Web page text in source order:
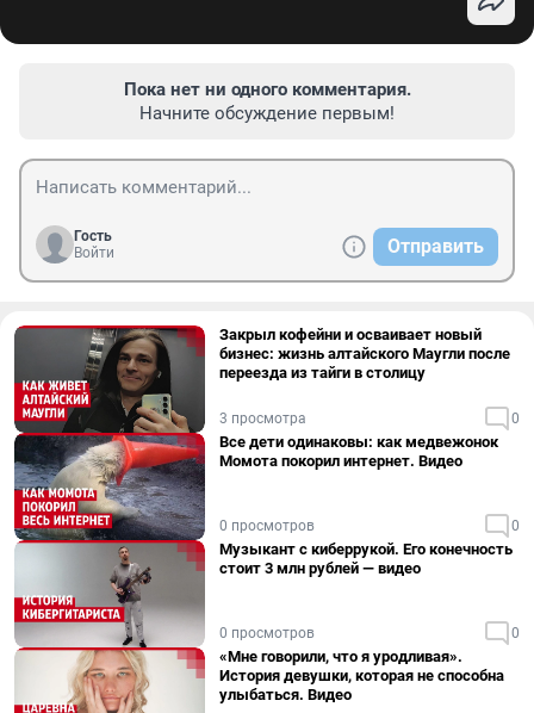
Пока нет ни одного комментария.
Начните обсуждение первым!
Гость
Войти
Отправить
Закрыл кофейни и осваивает новый
бизнес: жизнь алтайского Маугли после
переезда из тайги в столицу
3 просмотра 0
Все дети одинаковы: как медвежонок
Момота покорил интернет. Видео
0 просмотров 0
Музыкант с киберрукой. Его конечность
стоит 3 млн рублей — видео
0 просмотров 0
«Мне говорили, что я уродливая».
История девушки, которая не способна
улыбаться. Видео